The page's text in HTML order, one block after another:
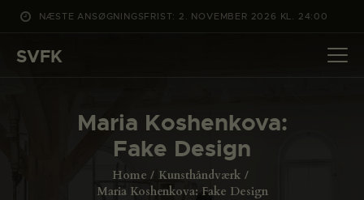
NÆSTE ANSØGNINGSFRIST: 2. NOVEMBER 2026 KL. 24:00
SVFK
Maria Koshenkova:
Fake Design
Home
Kunsthåndværk
Maria Koshenkova: Fake Design
DET SKER
PROJEKTER
ANSØG